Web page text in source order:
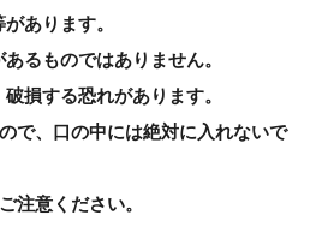
あります。
るものではありません。
損する恐れがあります。
で、口の中には絶対に入れないで
注意ください。